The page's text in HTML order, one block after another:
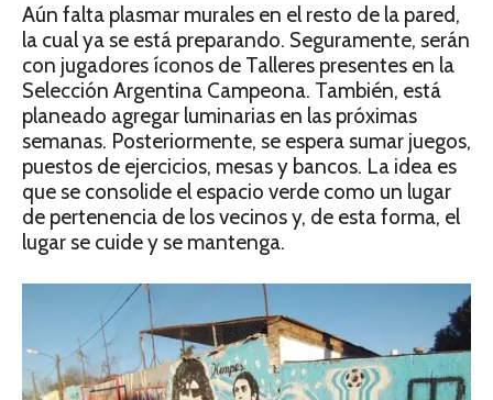
Aún falta plasmar murales en el resto de la pared,
la cual ya se está preparando. Seguramente, serán
con jugadores íconos de Talleres presentes en la
Selección Argentina Campeona. También, está
planeado agregar luminarias en las próximas
semanas. Posteriormente, se espera sumar juegos,
puestos de ejercicios, mesas y bancos. La idea es
que se consolide el espacio verde como un lugar
de pertenencia de los vecinos y, de esta forma, el
lugar se cuide y se mantenga.